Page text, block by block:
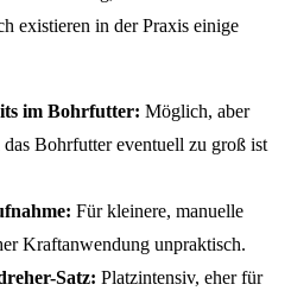
existieren in der Praxis einige
im Bohrfutter: Möglich, aber
Bohrfutter eventuell zu groß ist
Für kleinere, manuelle
Kraftanwendung unpraktisch.
Satz: Platzintensiv, eher für